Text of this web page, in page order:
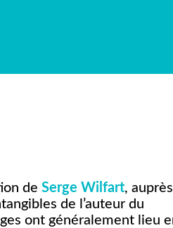
deSerge Wilfart, auprès
de l’auteur du
ont généralement lieu